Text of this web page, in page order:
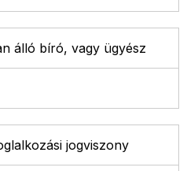
álló bíró, vagy ügyész
jogviszony